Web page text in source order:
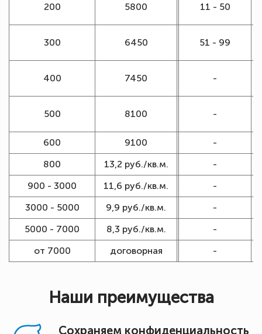
200 5800 11 - 50
300 6450 51 - 99
400 7450 -
500 8100 -
600 9100
-
800
13,2 руб./кв.м.
-
900 - 3000
11,6 руб./кв.м.
-
3000 - 5000
9,9 руб./кв.м.
-
5000 - 7000
8,3 руб./кв.м.
-
от 7000
договорная -
Наши преимущества
Сохраняем конфиденциальность